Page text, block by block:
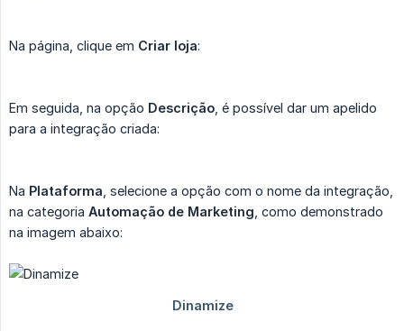
Na página, clique em Criar loja:
Em seguida, na opção Descrição , é possível dar um apelido
para a integração criada:
Na Plataforma , selecione a opção com o nome da integração,
na categoria Automação de Marketing , como demonstrado
na imagem abaixo: